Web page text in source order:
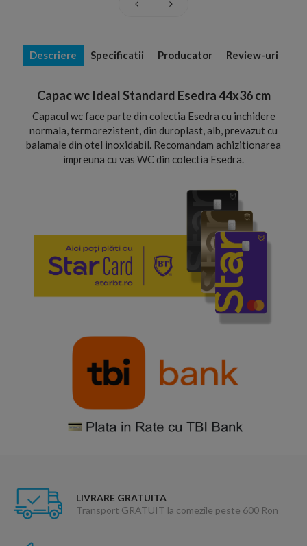
Descriere Specificatii Producator Review-uri
Capac wc Ideal Standard Esedra 44x36 cm
Capacul wc face parte din colectia Esedra cu inchidere
normala, termorezistent, din duroplast, alb, prevazut cu
balamale din otel inoxidabil. Recomandam achizitionarea
impreuna cu vas WC din colectia Esedra.
LIVRARE GRATUITA
Transport GRATUIT la comezile peste 600 Ron